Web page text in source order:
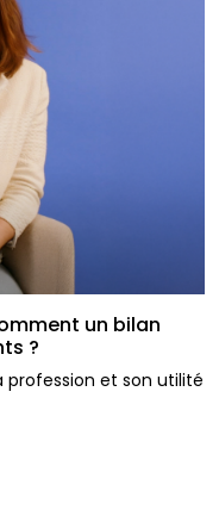
un bilan
?
profession et son utilité